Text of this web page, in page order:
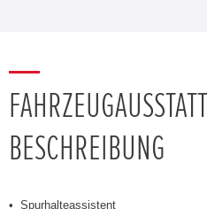
BESCHREIBUNG
Spurhalteassistent